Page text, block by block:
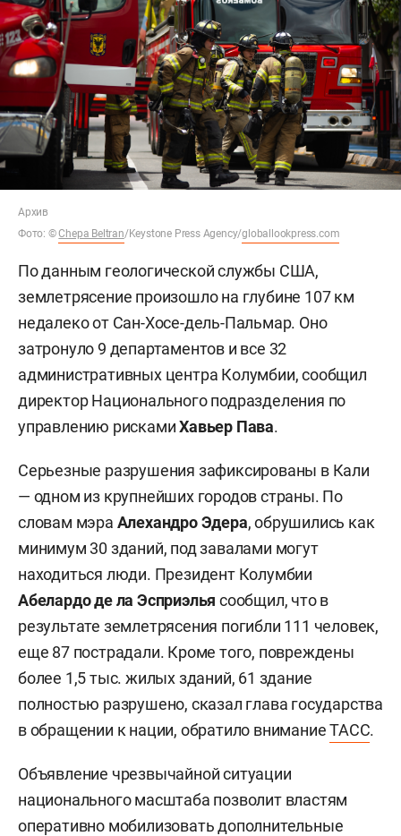
Архив
Фото: ©Chepa Beltran/Keystone Press Agency/globallookpress.com
По данным геологической службы США,
землетрясение произошло на глубине 107 км
недалеко от Сан-Хосе-дель-Пальмар. Оно
затронуло 9 департаментов и все 32
административных центра Колумбии, сообщил
директор Национального подразделения по
управлению рискамиХавьер Пава.
Серьезные разрушения зафиксированы в Кали
— одном из крупнейших городов страны. По
словам мэра Алехандро Эдера, обрушились как
минимум 30 зданий, под завалами могут
находиться люди. Президент Колумбии
Абелардо де ла Эсприэлья сообщил, что в
результате землетрясения погибли 111 человек,
еще 87 пострадали. Кроме того, повреждены
более 1,5 тыс. жилых зданий, 61 здание
полностью разрушено, сказал глава государства
в обращении к нации, обратило вниманиеТАСС.
Объявление чрезвычайной ситуации
национального масштаба позволит властям
оперативно мобилизовать дополнительные